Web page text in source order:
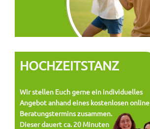
HOCHZEITSTANZ
Wir stellen Euch gerne ein individuelles
Angebot anhand eines kostenlosen online
Beratungstermins zusammen.
Dieser dauert ca. 20 Minuten